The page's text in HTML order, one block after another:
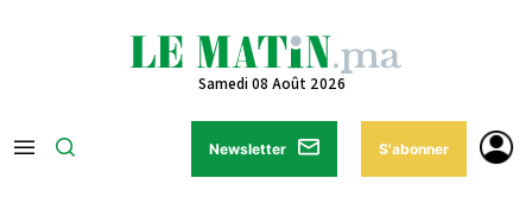
Samedi 08 Août 2026
Newsletter S'abonner